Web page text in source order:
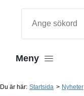
Meny
Du är här: Startsida Nyheter